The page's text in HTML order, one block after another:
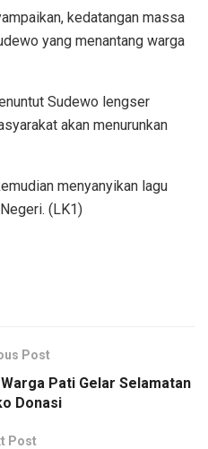
kedatangan massa
yang menantang warga
Sudewo lengser
akan menurunkan
menyanyikan lagu
(LK1)
Post
Pati Gelar Selamatan
Donasi
Post